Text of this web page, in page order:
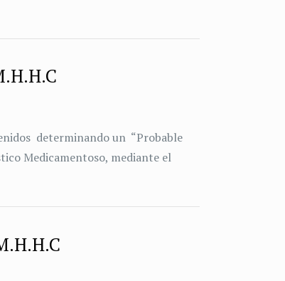
determinando un “Probable
Medicamentoso, mediante el